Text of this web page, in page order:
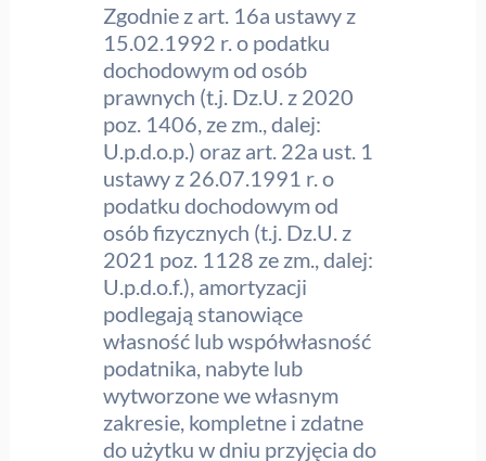
Zgodnie z art. 16a ustawy z
15.02.1992 r. o podatku
dochodowym od osób
prawnych (t.j. Dz.U. z 2020
poz. 1406, ze zm., dalej:
U.p.d.o.p.) oraz art. 22a ust. 1
ustawy z 26.07.1991 r. o
podatku dochodowym od
osób fizycznych (t.j. Dz.U. z
2021 poz. 1128 ze zm., dalej:
U.p.d.o.f.), amortyzacji
podlegają stanowiące
własność lub współwłasność
podatnika, nabyte lub
wytworzone we własnym
zakresie, kompletne i zdatne
do użytku w dniu przyjęcia do